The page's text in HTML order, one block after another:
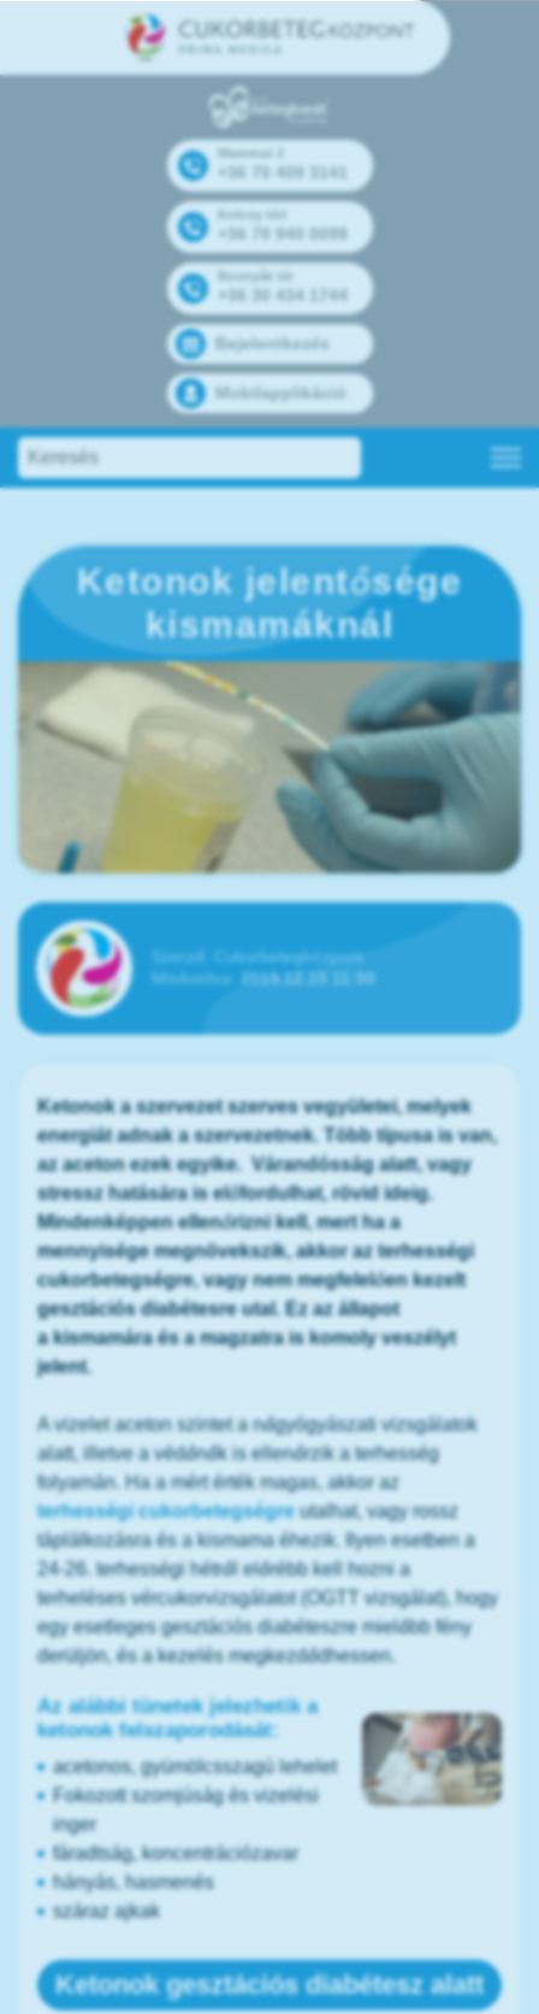
Mammut 2
+36 70 409 3141
Kolosy téri
+36 70 940 0099
Bosnyák tér
+36 30 434 1744
Bejelentkezés
Mobilapplikáció
Ketonok jelentősége
kismamáknál
Szerző:
Cukorbetegközpont
Módosítva: 2019.12.15 11:50
Ketonok a szervezet szerves vegyületei, melyek
energiát adnak a szervezetnek. Több típusa is van,
az aceton ezek egyike. Várandósság alatt, vagy
stressz hatására is előfordulhat, rövid ideig.
Mindenképpen ellenőrizni kell, mert ha a
mennyisége megnövekszik, akkor az terhességi
cukorbetegségre, vagy nem megfelelően kezelt
gesztációs diabétesre utal. Ez az állapot
a kismamára és a magzatra is komoly veszélyt
jelent.
A vizelet aceton szintet a nőgyógyászati vizsgálatok
alatt, illetve a védőnők is ellenőrzik a terhesség
folyamán. Ha a mért érték magas, akkor az
terhességi cukorbetegségreutalhat, vagy rossz
táplálkozásra és a kismama éhezik. Ilyen esetben a
24-26. terhességi hétről előrébb kell hozni a
terheléses vércukorvizsgálatot (OGTT vizsgálat), hogy
egy esetleges gesztációs diabéteszre mielőbb fény
derüljön, és a kezelés megkezdődhessen.
Az alábbi tünetek jelezhetik a
ketonok felszaporodását:
acetonos, gyümölcsszagú lehelet
Fokozott szomjúság és vizelési
inger
fáradtság, koncentrációzavar
hányás, hasmenés
száraz ajkak
Ketonok gesztációs diabétesz alatt